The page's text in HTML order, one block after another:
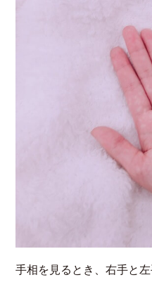
手相を見るとき、右手と